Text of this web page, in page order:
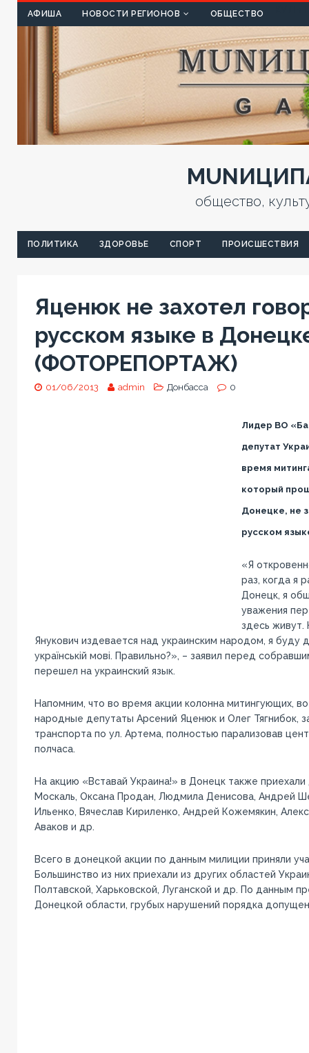
АФИША НОВОСТИ РЕГИОНОВ ОБЩЕСТВО
общество,
ПОЛИТИКА ЗДОРОВЬЕ СПОРТ ПРОИСШЕСТВИЯ
Яценюк не захотел
русском языке в
(ФОТОРЕПОРТАЖ)
01/06/2013 admin Донбасса 0
Лидер ВО
депутат
время
который
Донецке, не
русском
«Я
раз, когда я
Донецк, я
уважения
здесь живут.
Янукович издевается над украинским народом, я буду
українській мові. Правильно?», – заявил перед
перешел на украинский язык.
Напомним, что во время акции колонна митингующих,
народные депутаты Арсений Яценюк и Олег Тягнибок,
транспорта по ул. Артема, полностью парализовав
полчаса.
На акцию «Вставай Украина!» в Донецк также
Москаль, Оксана Продан, Людмила Денисова, Андрей
Ильенко, Вячеслав Кириленко, Андрей Кожемякин,
Аваков и др.
Всего в донецкой акции по данным милиции приняли
Большинство из них приехали из других областей
Полтавской, Харьковской, Луганской и др. По данным
Донецкой области, грубых нарушений порядка